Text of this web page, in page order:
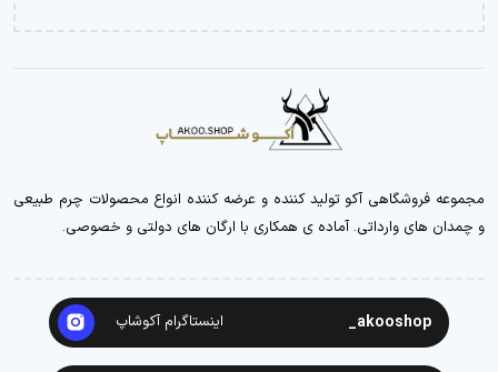
مجموعه فروشگاهی آکو تولید کننده و عرضه کننده انواع محصولات چرم طبیعی
و چمدان های وارداتی. آماده ی همکاری با ارگان های دولتی و خصوصی.
akooshop_ اینستاگرام آکوشاپ